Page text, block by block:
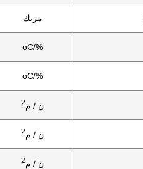
مريك
%/oC
%/oC
ن / م2
ن / م2
ن / م2